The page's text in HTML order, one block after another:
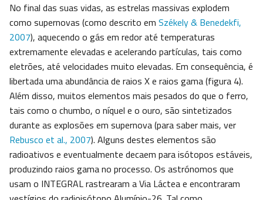
No final das suas vidas, as estrelas massivas explodem
como supernovas (como descrito em Székely & Benedekfi,
2007), aquecendo o gás em redor até temperaturas
extremamente elevadas e acelerando partículas, tais como
eletrões, até velocidades muito elevadas. Em consequência, é
libertada uma abundância de raios X e raios gama (figura 4).
Além disso, muitos elementos mais pesados do que o ferro,
tais como o chumbo, o níquel e o ouro, são sintetizados
durante as explosões em supernova (para saber mais, ver
Rebusco et al., 2007). Alguns destes elementos são
radioativos e eventualmente decaem para isótopos estáveis,
produzindo raios gama no processo. Os astrónomos que
usam o INTEGRAL rastrearam a Via Láctea e encontraram